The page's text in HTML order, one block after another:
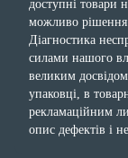
доступні товари
можливо рішення
Діагностика
силами нашого
великим
упаковці, в
рекламаційним
опис дефектів і